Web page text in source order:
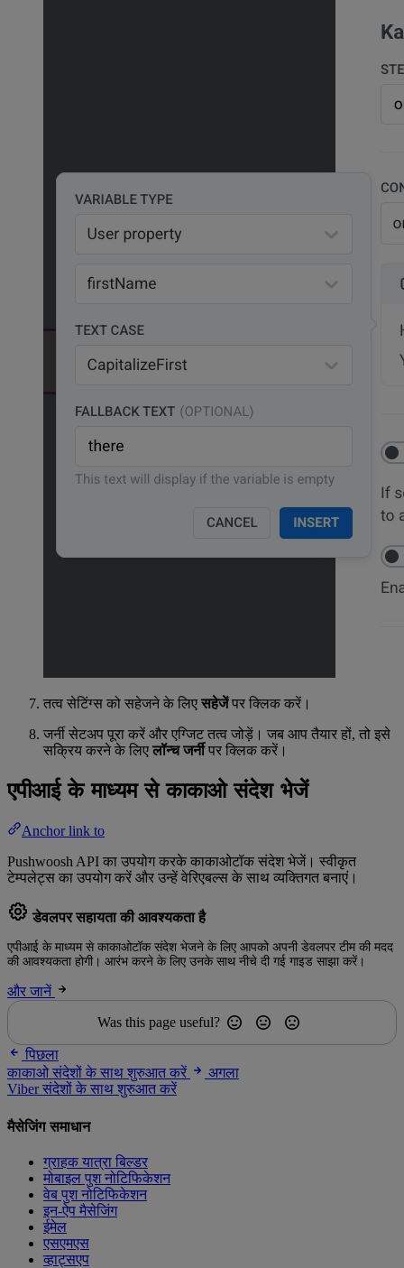
तत्व सेटिंग्स को सहेजने के लिए सहेजेंपर क्लिक करें।
जर्नी सेटअप पूरा करें और एग्जिट तत्व जोड़ें। जब आप तैयार हों, तो इसे
सक्रिय करने के लिए लॉन्च जर्नीपर क्लिक करें।
एपीआई के माध्यम से काकाओ संदेश भेजें
Anchor link to
Pushwoosh API का उपयोग करके काकाओटॉक संदेश भेजें। स्वीकृत
टेम्पलेट्स का उपयोग करें और उन्हें वेरिएबल्स के साथ व्यक्तिगत बनाएं।
डेवलपर सहायता की आवश्यकता है
एपीआई के माध्यम से काकाओटॉक संदेश भेजने के लिए आपको अपनी डेवलपर टीम की मदद
की आवश्यकता होगी। आरंभ करने के लिए उनके साथ नीचे दी गई गाइड साझा करें।
और जानें
Was this page useful?
पिछला
काकाओ संदेशों के साथ शुरुआत करें
अगला
Viber संदेशों के साथ शुरुआत करें
मैसेजिंग समाधान
ग्राहक यात्रा बिल्डर
मोबाइल पुश नोटिफिकेशन
वेब पुश नोटिफिकेशन
इन-ऐप मैसेजिंग
ईमेल
एसएमएस
व्हाट्सएप